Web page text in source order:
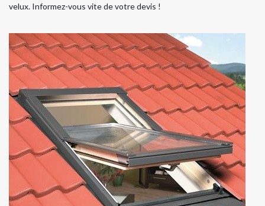
velux. Informez-vous vite de votre devis !